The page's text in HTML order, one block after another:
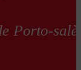
Porto-